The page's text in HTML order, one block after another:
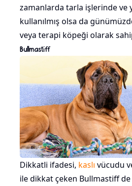
zamanlarda tarla işlerinde ve
kullanılmış olsa da
veya terapi köpeği olarak
Bullmastiff
Dikkatli ifadesi, kaslı vücudu
ile dikkat çeken Bullmastiff